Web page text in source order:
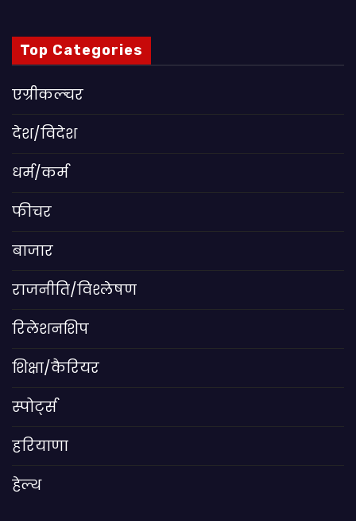
Top Categories
एग्रीकल्चर
देश/विदेश
धर्म/कर्म
फीचर
बाजार
राजनीति/विश्लेषण
रिलेशनशिप
शिक्षा/कैरियर
स्पोर्ट्स
हरियाणा
हेल्थ